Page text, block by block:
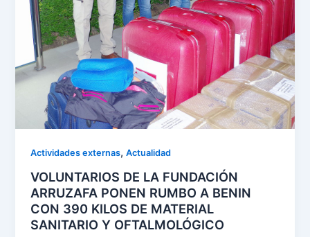
Actividades externas,Actualidad
VOLUNTARIOS DE LA FUNDACIÓN
ARRUZAFA PONEN RUMBO A BENIN
CON 390 KILOS DE MATERIAL
SANITARIO Y OFTALMOLÓGICO